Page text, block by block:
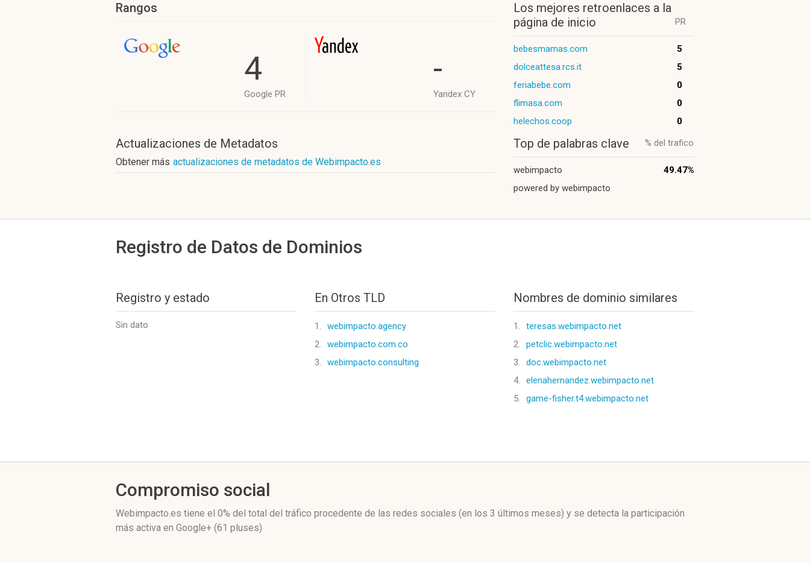
Rangos
4
Google PR
-
Yandex CY
Actualizaciones de Metadatos
Obtener más actualizaciones de metadatos de Webimpacto.es
Los mejores retroenlaces a la
página de inicio
PR
bebesmamas.com
5
dolceattesa.rcs.it
5
feriabebe.com
0
flimasa.com
0
helechos.coop
0
Top de palabras clave % del trafico
webimpacto
49.47%
powered by webimpacto
Registro de Datos de Dominios
Registro y estado
Sin dato
En Otros TLD
1.
webimpacto.agency
2.
webimpacto.com.co
3.
webimpacto.consulting
Nombres de dominio similares
1.
teresas.webimpacto.net
2.
petclic.webimpacto.net
3.
doc.webimpacto.net
4.
elenahernandez.webimpacto.net
5.
game-fisher.t4.webimpacto.net
Compromiso social
Webimpacto.es tiene el 0% del total del tráfico procedente de las redes sociales (en los 3 últimos meses) y se detecta la participación
más activa en Google+ (61 pluses)